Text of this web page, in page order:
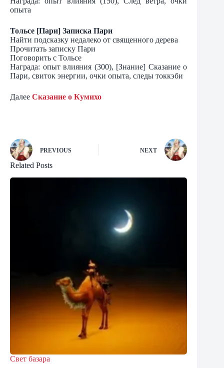
опыта
Тольсе [Пари] Записка Пари
Найти подсказку недалеко от священного дерева
Прочитать записку Пари
Поговорить с Тольсе
Награда: опыт влияния (300), [Знание] Сказание о
Пари, свиток энергии, очки опыта, следы токкэби
Далее Сказание о Кумихо
PREVIOUS NEXT
Related Posts
Свет базара